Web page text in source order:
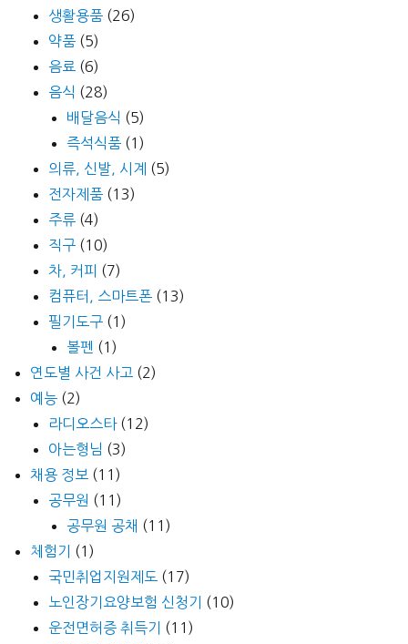
생활용품 (26)
약품 (5)
음료 (6)
음식 (28)
배달음식 (5)
즉석식품 (1)
의류, 신발, 시계 (5)
전자제품 (13)
주류 (4)
직구 (10)
차, 커피 (7)
컴퓨터, 스마트폰 (13)
필기도구 (1)
볼펜 (1)
연도별 사건 사고 (2)
예능 (2)
라디오스타(12)
아는형님 (3)
채용 정보 (11)
공무원 (11)
공무원 공채 (11)
체험기
(1)
국민취업지원제도 (17)
노인장기요양보험 신청기
(10)
운전면허증 취득기
(11)